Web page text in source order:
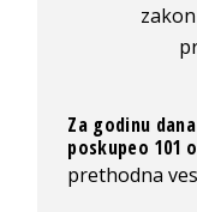
zakon
Za godinu
poskupeo 101
prethodna